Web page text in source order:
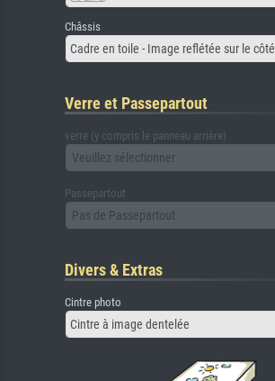
Châssis
Cadre en toile - Image reflétée sur le côté
Verre et Passepartout
verre (y compris le panneau arrière)
Veuillez sélectionner
Passepartout
Pas de Passepartout
Divers & Extras
Cintre photo
Cintre à image dentelée